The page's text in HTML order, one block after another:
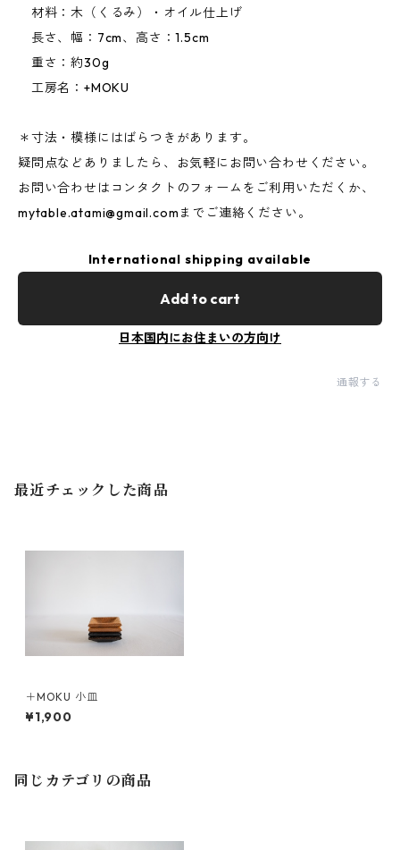
材料：木（くるみ）・オイル仕上げ
長さ、幅：7cm、高さ：1.5cm
重さ：約30g
工房名：+MOKU
＊寸法・模様にはばらつきがあります。
疑問点などありましたら、お気軽にお問い合わせください。
お問い合わせはコンタクトのフォームをご利用いただくか、
mytable.atami@gmail.com までご連絡ください。
International shipping available
Add to cart
日本国内にお住まいの方向け
通報する
最近チェックした商品
＋MOKU 小皿
¥1,900
同じカテゴリの商品